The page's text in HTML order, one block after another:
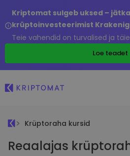
Kriptomat sulgeb uksed –
krüptoinvesteerimist
Teie vahendid on turvalised ja
Loe teadet
Krüptoraha kursid
Reaalajas